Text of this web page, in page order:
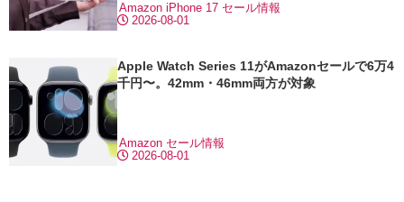
2026-08-01
Amazon iPhone 17 セール情報
Apple Watch Series 11がAmazonセールで6万4
千円〜。42mm・46mm両方が対象
2026-08-01
Amazon セール情報